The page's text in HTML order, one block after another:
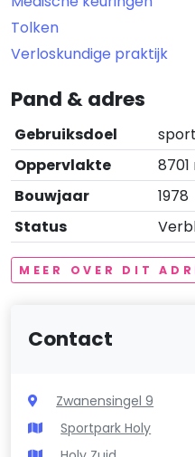
Tolken
Verloskundige praktijk
Pand & adres
Gebruiksdoel
Oppervlakte
8701
Bouwjaar
1978
Status
MEER OVER DIT
Contact
Zwanensingel 9
Sportpark Holy